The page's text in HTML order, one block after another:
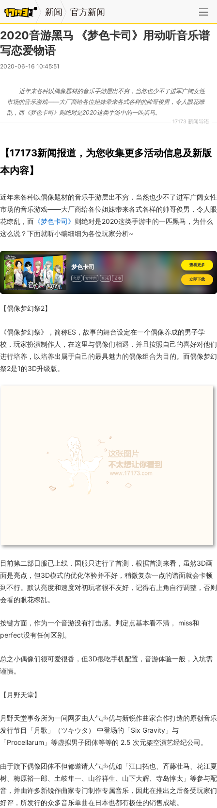
新闻 官方新闻
2020音游黑马 《梦色卡司》用动听音乐谱
写恋爱物语
2020-06-16 10:45:51
17173 新闻导语
近年来各种以偶像题材的音乐手游层出不穷，当然也少不了进军广阔女性
市场的音乐游戏——大厂商给各位姐妹带来各式各样的帅哥俊男，令人眼花缭
乱，而《梦色卡司》则绝对是2020这类手游中的一匹黑马。
【17173新闻报道，为您收集更多活动信息及新版
本内容】
近年来各种以偶像题材的音乐手游层出不穷，当然也少不了进军广阔女性
市场的音乐游戏——大厂商给各位姐妹带来各式各样的帅哥俊男，令人眼
花缭乱，而 《梦色卡司》 则绝对是2020这类手游中的一匹黑马，为什么
这么说？下面就听小编细细为各位玩家分析~
梦色卡司
恋爱 女性向 音乐 节奏
查看更多
立即下载
【偶像梦幻祭2】
《偶像梦幻祭》，简称ES ，故事的舞台设定在一个偶像养成的男子学
校，玩家扮演制作人，在这里与偶像们相遇，并且按照自己的喜好对他们
进行培养，以培养出属于自己的最具魅力的偶像组合为目的。而偶像梦幻
祭2是1的3D升级版。
目前第二部日服已上线，国服只进行了首测，根据首测来看，虽然3D画
面是亮点，但3D模式的优化体验并不好，稍微复杂一点的谱面就会卡顿
到不行。默认亮度和速度对初玩者很不友好，记得右上角自行调整，否则
会看的眼花缭乱。
按键方面，作为一个音游没有打击感。判定点基本看不清， miss和
perfect没有任何区别。
总之小偶像们很可爱很香，但3D很吃手机配置，音游体验一般，入坑需
谨慎。
【月野天堂】
月野天堂事务所为一间网罗由人气声优与新锐作曲家合作打造的原创音乐
发行节目「月歌」（ツキウタ） 中登场的「Six Gravity 」与
「Procellarum 」等虚拟男子团体等等的 2.5 次元架空演艺经纪公司。
由于旗下偶像团体不但都邀请人气声优如「江口拓也、斉藤壮马、花江夏
树、梅原裕一郎、土岐隼一、山谷祥生、山下大辉、寺岛惇太」等参与配
音，并由许多新锐作曲家专门制作专属音乐，因此在推出之后备受玩家们
好评，所发行的众多音乐单曲在日本也都有极佳的销售成绩。